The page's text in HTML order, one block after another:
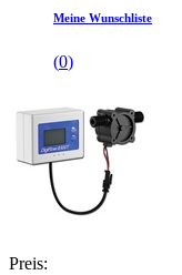
Meine Wunschliste
(0)
Preis: